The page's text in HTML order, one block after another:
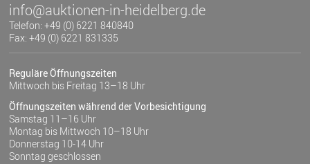
info@auktionen-in-heidelberg.de
Telefon: +49 (0) 6221 840840
Fax: +49 (0) 6221 831335
Reguläre Öffnungszeiten
Mittwoch bis Freitag 13–18 Uhr
Öffnungszeiten während der Vorbesichtigung
Samstag 11–16 Uhr
Montag bis Mittwoch 10–18 Uhr
Donnerstag 10-14 Uhr
Sonntag geschlossen